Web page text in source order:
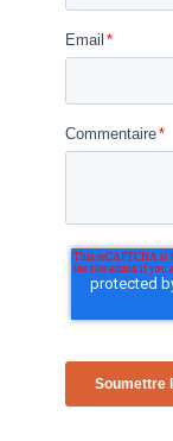
Email *
Commentaire*